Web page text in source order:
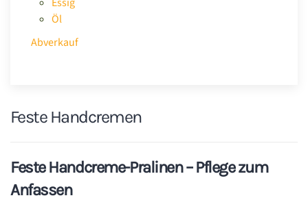
Öl
Abverkauf
Feste Handcremen
Feste Handcreme-Pralinen – Pflege zum
Anfassen